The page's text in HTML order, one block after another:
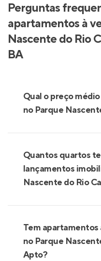
Perguntas
apartamentos à
Nascente do Rio
BA
Qual o preço
no Parque
Quantos quartos
lançamentos
Nascente do Rio
Tem apartamentos
no Parque
Apto?